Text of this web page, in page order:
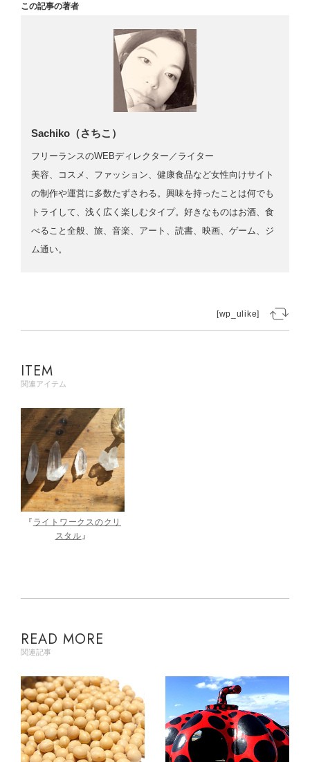
この記事の著者
Sachiko（さちこ）
フリーランスのWEBディレクター／ライター
美容、コスメ、ファッション、健康食品など女性向けサイト
の制作や運営に多数たずさわる。興味を持ったことは何でも
トライして、浅く広く楽しむタイプ。好きなものはお酒、食
べること全般、旅、音楽、アート、読書、映画、ゲーム、ジ
ム通い。
[wp_ulike]
ITEM
関連アイテム
『 ライトワークスのクリ
スタル 』
READ MORE
関連記事